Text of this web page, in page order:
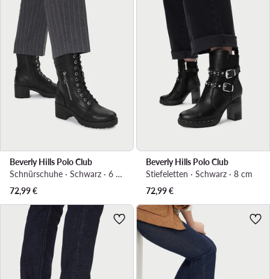
Beverly Hills Polo Club
Schnürschuhe · Schwarz · 6 cm
72,99€
Beverly Hills Polo Club
Stiefeletten · Schwarz · 8 cm
72,99€